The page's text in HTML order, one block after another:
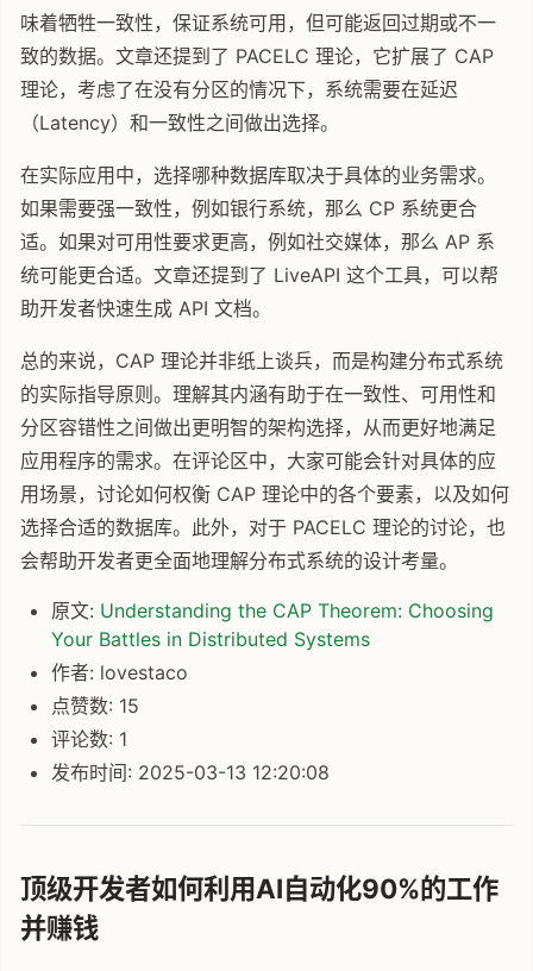
味着牺牲一致性，保证系统可用，但可能返回过期或不一
致的数据。文章还提到了 PACELC 理论，它扩展了 CAP
理论，考虑了在没有分区的情况下，系统需要在延迟
（Latency）和一致性之间做出选择。
在实际应用中，选择哪种数据库取决于具体的业务需求。
如果需要强一致性，例如银行系统，那么 CP 系统更合
适。如果对可用性要求更高，例如社交媒体，那么 AP 系
统可能更合适。文章还提到了 LiveAPI 这个工具，可以帮
助开发者快速生成 API 文档。
总的来说，CAP 理论并非纸上谈兵，而是构建分布式系统
的实际指导原则。理解其内涵有助于在一致性、可用性和
分区容错性之间做出更明智的架构选择，从而更好地满足
应用程序的需求。在评论区中，大家可能会针对具体的应
用场景，讨论如何权衡 CAP 理论中的各个要素，以及如何
选择合适的数据库。此外，对于 PACELC 理论的讨论，也
会帮助开发者更全面地理解分布式系统的设计考量。
原文: Understanding the CAP Theorem: Choosing
Your Battles in Distributed Systems
作者: lovestaco
点赞数: 15
评论数: 1
发布时间: 2025-03-13 12:20:08
顶级开发者如何利用AI自动化90%的工作
并赚钱